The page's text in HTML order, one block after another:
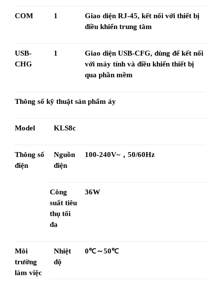
COM 1
Giao diện RJ-45, kết nối với thiết bị
điều khiển trung tâm
USB-
CHG
1
Giao diện USB-CFG, dùng để kết nối
với máy tính và điều khiển thiết bị
qua phần mềm
Thông số kỹ thuật sản phẩm áy
Model KLS8c
Thông số
điện
Nguồn
điện
100-240V~，50/60Hz
Công
suất tiêu
thụ tối
đa
36W
Môi
trường
làm việc
Nhiệt
độ
0℃～50℃